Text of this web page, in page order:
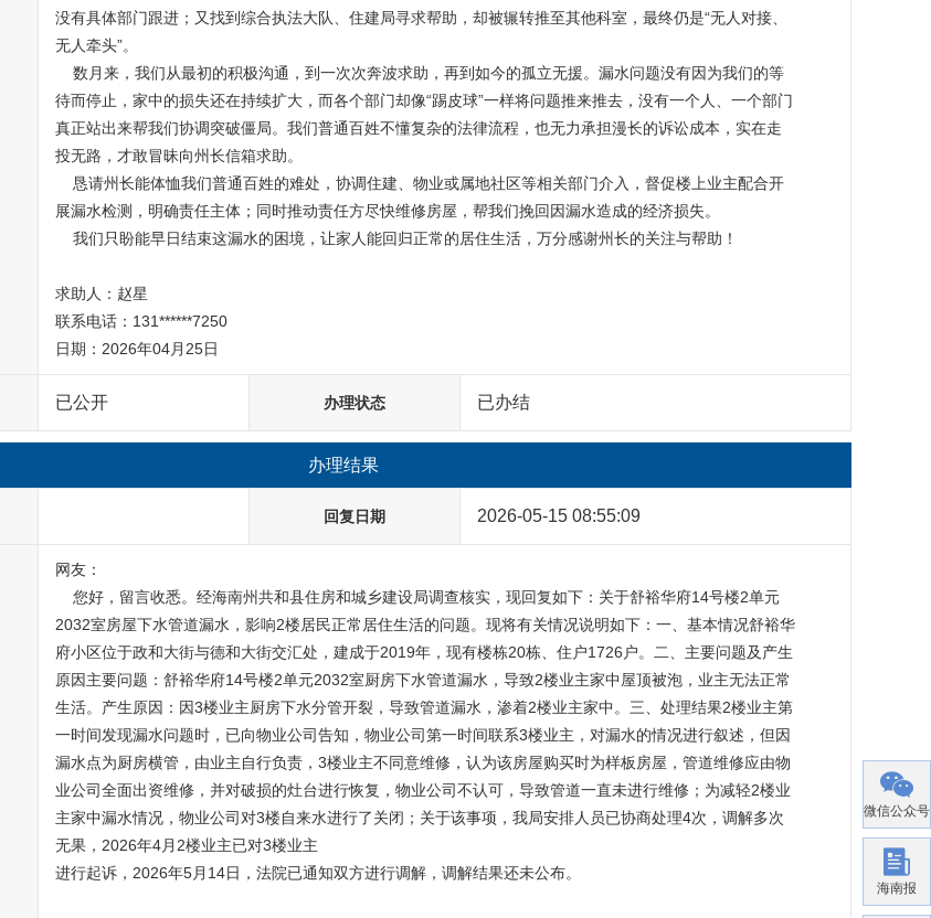
没有具体部门跟进；又找到综合执法大队、住建局寻求帮助，却被辗转推至其他科室，最终仍是“无人对接、
无人牵头”。
待而停止，家中的损失还在持续扩大，而各个部门却像“踢皮球”一样将问题推来推去，没有一个人、一个部门
真正站出来帮我们协调突破僵局。我们普通百姓不懂复杂的法律流程，也无力承担漫长的诉讼成本，实在走
投无路，才敢冒昧向州长信箱求助。
展漏水检测，明确责任主体；同时推动责任方尽快维修房屋，帮我们挽回因漏水造成的经济损失。
求助人：赵星
联系电话：131******7250
日期：2026年04月25日
已公开 办理状态 已办结
办理结果
回复日期 2026-05-15 08:55:09
网友：
您好，留言收悉。经海南州共和县住房和城乡建设局调查核实，现回复如下：关于舒裕华府14号楼2单元
2032室房屋下水管道漏水，影响2楼居民正常居住生活的问题。现将有关情况说明如下：一、基本情况舒裕华
府小区位于政和大街与德和大街交汇处，建成于2019年，现有楼栋20栋、住户1726户。二、主要问题及产生
原因主要问题：舒裕华府14号楼2单元2032室厨房下水管道漏水，导致2楼业主家中屋顶被泡，业主无法正常
生活。产生原因：因3楼业主厨房下水分管开裂，导致管道漏水，渗着2楼业主家中。三、处理结果2楼业主第
一时间发现漏水问题时，已向物业公司告知，物业公司第一时间联系3楼业主，对漏水的情况进行叙述，但因
漏水点为厨房横管，由业主自行负责，3楼业主不同意维修，认为该房屋购买时为样板房屋，管道维修应由物
业公司全面出资维修，并对破损的灶台进行恢复，物业公司不认可，导致管道一直未进行维修；为减轻2楼业
主家中漏水情况，物业公司对3楼自来水进行了关闭；关于该事项，我局安排人员已协商处理4次，调解多次
无果，2026年4月2楼业主已对3楼业主
进行起诉，2026年5月14日，法院已通知双方进行调解，调解结果还未公布。
微信公众号
海南报